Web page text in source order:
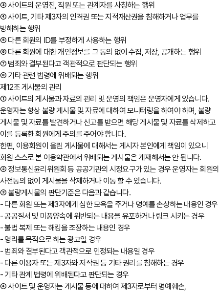
③ 사이트의 운영진, 직원 또는 관계자를 사칭하는 행위
④ 사이트, 기타 제3자의 인격권 또는 지적재산권을 침해하거나 업무를
방해하는 행위
⑤ 다른 회원의 ID를 부정하게 사용하는 행위
⑥ 다른 회원에 대한 개인정보를 그 동의 없이 수집, 저장, 공개하는 행위
⑦ 범죄와 결부된다고 객관적으로 판단되는 행위
⑧ 기타 관련 법령에 위배되는 행위
제12조 게시물의 관리
① 사이트의 게시물과 자료의 관리 및 운영의 책임은 운영자에게 있습니다.
운영자는 항상 불량 게시물 및 자료에 대하여 모니터링을 하여야 하며, 불량
게시물 및 자료를 발견하거나 신고를 받으면 해당 게시물 및 자료를 삭제하고
이를 등록한 회원에게 주의를 주어야 합니다.
한편, 이용회원이 올린 게시물에 대해서는 게시자 본인에게 책임이 있으니
회원 스스로 본 이용약관에서 위배되는 게시물은 게재해서는 안 됩니다.
② 정보통신윤리위원회 등 공공기관의 시정요구가 있는 경우 운영자는 회원의
사전동의 없이 게시물을 삭제하거나 이동 할 수 있습니다.
③ 불량게시물의 판단기준은 다음과 같습니다.
- 다른 회원 또는 제3자에게 심한 모욕을 주거나 명예를 손상하는 내용인 경우
- 공공질서 및 미풍양속에 위반되는 내용을 유포하거나 링크 시키는 경우
- 불법 복제 또는 해킹을 조장하는 내용인 경우
- 영리를 목적으로 하는 광고일 경우
- 범죄와 결부된다고 객관적으로 인정되는 내용일 경우
- 다른 이용자 또는 제3자와 저작권 등 기타 권리를 침해하는 경우
- 기타 관계 법령에 위배된다고 판단되는 경우
④ 사이트 및 운영자는 게시물 등에 대하여 제3자로부터 명예훼손,